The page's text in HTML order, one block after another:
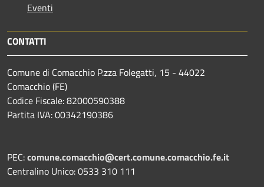
Eventi
CONTATTI
Comune di Comacchio P.zza Folegatti, 15 - 44022
Comacchio (FE)
Codice Fiscale: 82000590388
Partita IVA: 00342190386
PEC:comune.comacchio@cert.comune.comacchio.fe.it
Centralino Unico: 0533 310 111